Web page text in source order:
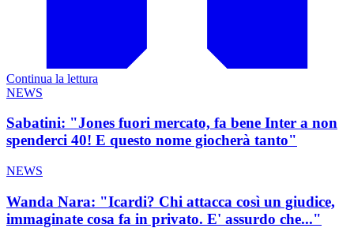
Continua la lettura
NEWS
Sabatini: "Jones fuori mercato, fa bene Inter a non
spenderci 40! E questo nome giocherà tanto"
NEWS
Wanda Nara: "Icardi? Chi attacca così un giudice,
immaginate cosa fa in privato. E' assurdo che..."